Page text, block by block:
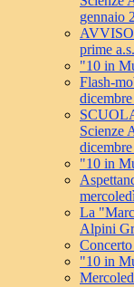
gennaio
AVVISO
prime
"10 in
Flash-
Scienze
"10 in
La
Alpini
"10 in